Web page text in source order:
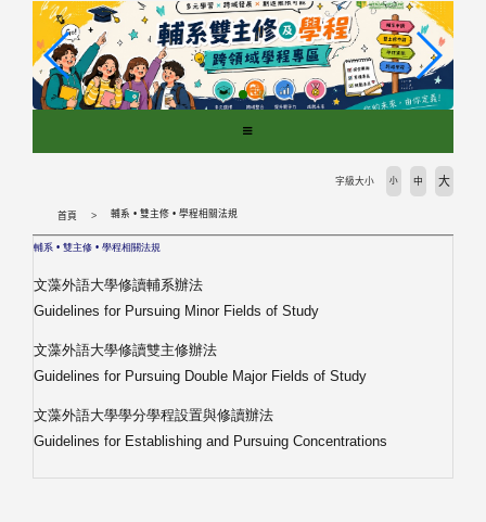
首頁 輔系 • 雙主修 • 學程相關法規
字級大小 小 中 大
輔系 • 雙主修 • 學程相關法規
文藻外語大學修讀輔系辦法
Guidelines for Pursuing Minor Fields of Study
文藻外語大學修讀雙主修辦法
Guidelines for Pursuing Double Major Fields of Study
文藻外語大學學分學程設置與修讀辦法
Guidelines for Establishing and Pursuing Concentrations